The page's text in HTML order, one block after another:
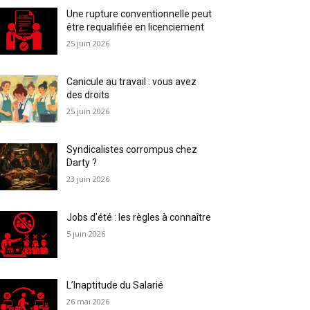
Une rupture conventionnelle peut
être requalifiée en licenciement
25 juin 2026
Canicule au travail : vous avez
des droits
25 juin 2026
Syndicalistes corrompus chez
Darty ?
23 juin 2026
Jobs d’été : les règles à connaître
5 juin 2026
L’Inaptitude du Salarié
26 mai 2026